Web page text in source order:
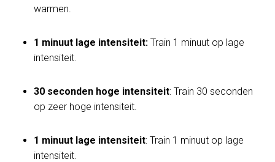
warmen.
1 minuut lage intensiteit: Train 1 minuut op lage
intensiteit.
30 seconden hoge intensiteit: Train 30 seconden
op zeer hoge intensiteit.
1 minuut lage intensiteit: Train 1 minuut op lage
intensiteit.